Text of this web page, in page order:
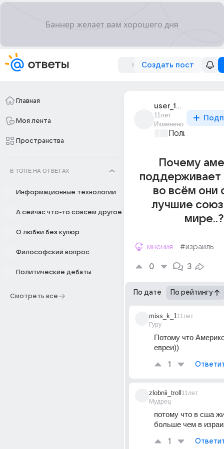
Создать пост
Главная
Моя лента
Пространства
В ТОПЕ НА ОТВЕТАХ
Информационные технологии
А сейчас что-то совсем другое
О любви без купюр
Философский вопрос
Политические дебаты
Смотреть все
user_195044075
11лет
Изменено
Почему
поддерживает
во всём они
лучшие
мире..?
мнения #израиль
0 3
По дате По рейтингу
miss_k_1
Гуру
11лет
Потому что
евреи))
1
zlobnii_troll
Мудрец
11лет
потому что в сша
больше чем в
1